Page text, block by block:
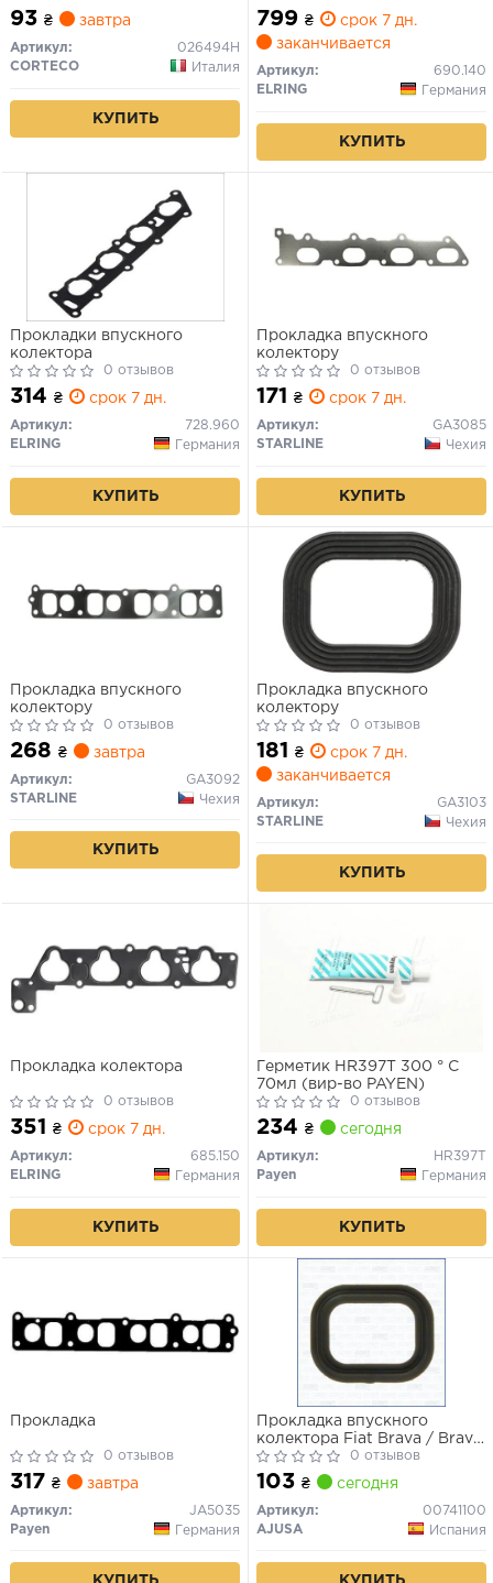
93 ₴ завтра
Артикул:
026494H
CORTECO
Италия
КУПИТЬ
799 ₴
срок 7 дн.
заканчивается
Артикул:
690.140
ELRING
Германия
КУПИТЬ
Прокладки впускного
колектора
0 отзывов
314 ₴ срок 7 дн.
Артикул:
728.960
ELRING
Германия
КУПИТЬ
Прокладка впускного
колектору
0 отзывов
171 ₴ срок 7 дн.
Артикул:
GA3085
STARLINE
Чехия
КУПИТЬ
Прокладка впускного
колектору
0 отзывов
268 ₴ завтра
Артикул:
GA3092
STARLINE
Чехия
КУПИТЬ
Прокладка впускного
колектору
0 отзывов
181 ₴
срок 7 дн.
заканчивается
Артикул:
GA3103
STARLINE
Чехия
КУПИТЬ
Прокладка колектора
0 отзывов
351 ₴ срок 7 дн.
Артикул:
685.150
ELRING
Германия
КУПИТЬ
Герметик HR397T 300 ° С
70мл (вир-во PAYEN)
0 отзывов
234 ₴ сегодня
Артикул:
HR397T
Payen
Германия
КУПИТЬ
Прокладка
0 отзывов
317 ₴ завтра
Артикул:
JA5035
Payen
Германия
Прокладка впускного
колектора Fiat Brava / Bravo
/ Multipla 1.6 i 95->,
0 отзывов
103 ₴ сегодня
Артикул:
00741100
AJUSA
Испания